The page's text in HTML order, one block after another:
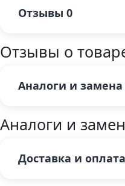
Отзывы 0
Отзывы о
Аналоги и замена
Аналоги и
Доставка и оплата